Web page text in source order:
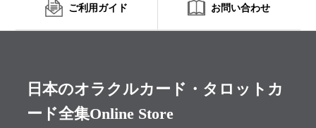
ご利用ガイド お問い合わせ
日本のオラクルカード・タロットカ
ード全集Online Store